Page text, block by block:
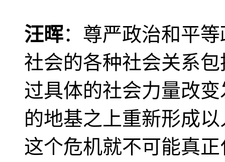
汪晖：尊严政治和平
社会的各种社会关系
过具体的社会力量改
的地基之上重新形成
这个危机就不可能真